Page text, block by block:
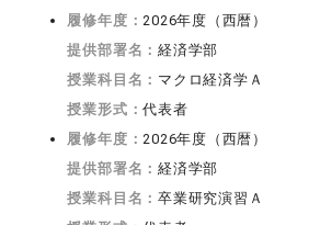
履修年度：2026年度（西暦）
提供部署名：経済学部
授業科目名： マクロ経済学Ａ
授業形式：代表者
履修年度：2026年度（西暦）
提供部署名：経済学部
授業科目名：卒業研究演習Ａ